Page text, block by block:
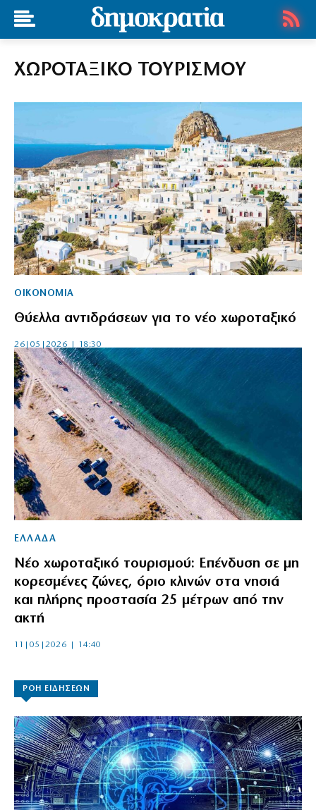
ΧΩΡΟΤΑΞΙΚΟ ΤΟΥΡΙΣΜΟΥ
ΟΙΚΟΝΟΜΙΑ
Θύελλα αντιδράσεων για το νέο χωροταξικό
26|05|2026 | 18:30
ΕΛΛΑΔΑ
Νέο χωροταξικό τουρισμού: Επένδυση σε μη
κορεσμένες ζώνες, όριο κλινών στα νησιά
και πλήρης προστασία 25 μέτρων από την
ακτή
11|05|2026 | 14:40
ΡΟΗ ΕΙΔΗΣΕΩΝ